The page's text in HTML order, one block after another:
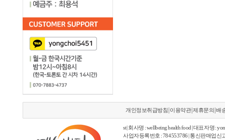
개인정보취급방침 이용약관|제휴문의 |배
st | 회사명 : wellbeing health food | 대표자명 :
사업자등록번호 : 784553786 | 통신판매업신